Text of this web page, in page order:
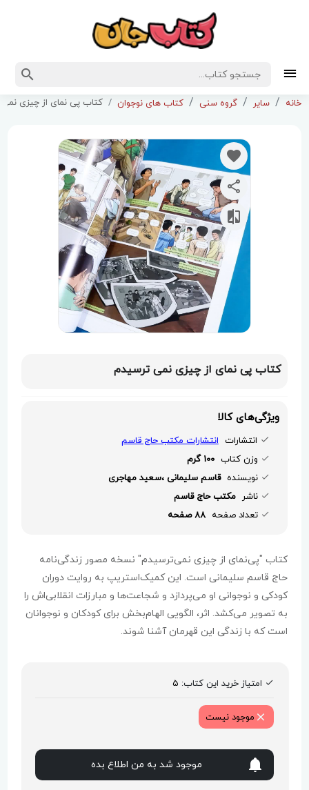
خانه سایر گروه سنی کتاب های نوجوان کتاب پی نمای از چیزی
کتاب پی نمای از چیزی نمی ترسیدم
ویژگی‌های کالا
انتشارات انتشارات مکتب حاج قاسم
وزن کتاب 100 گرم
نویسنده قاسم سلیمانی ،سعید مهاجری
ناشر مکتب حاج قاسم
تعداد صفحه 88 صفحه
کتاب "پی‌نمای از چیزی نمی‌ترسیدم" نسخه مصور زندگی‌نامه
حاج قاسم سلیمانی است. این کمیک‌استریپ به روایت دوران
کودکی و نوجوانی او می‌پردازد و شجاعت‌ها و مبارزات انقلابی‌اش را
به تصویر می‌کشد. اثر، الگویی الهام‌بخش برای کودکان و نوجوانان
است که با زندگی این قهرمان آشنا شوند.
امتیاز خرید این کتاب: 5
موجود نیست
موجود شد به من اطلاع بده